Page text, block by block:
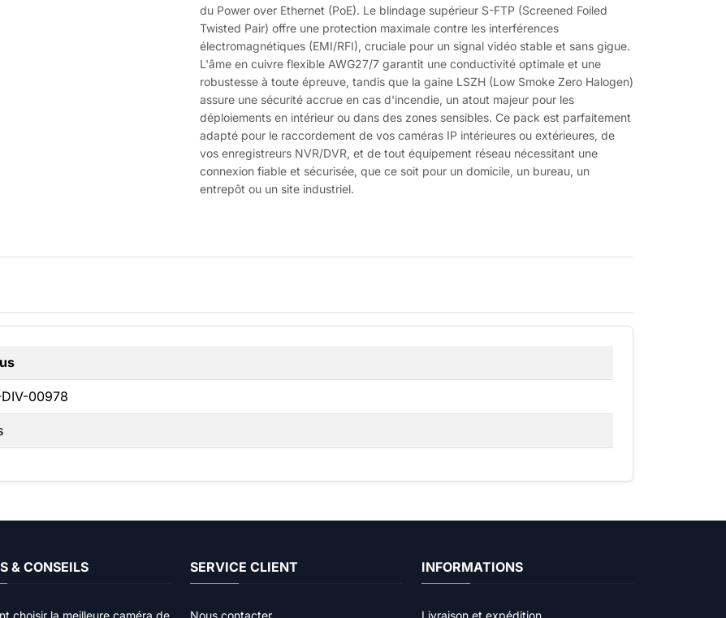
du Power over Ethernet (PoE). Le blindage supérieur S-FTP (Screened Foiled
Twisted Pair) offre une protection maximale contre les interférences
électromagnétiques (EMI/RFI), cruciale pour un signal vidéo stable et sans gigue.
L'âme en cuivre flexible AWG27/7 garantit une conductivité optimale et une
robustesse à toute épreuve, tandis que la gaine LSZH (Low Smoke Zero Halogen)
assure une sécurité accrue en cas d'incendie, un atout majeur pour les
déploiements en intérieur ou dans des zones sensibles. Ce pack est parfaitement
adapté pour le raccordement de vos caméras IP intérieures ou extérieures, de
vos enregistreurs NVR/DVR, et de tout équipement réseau nécessitant une
connexion fiable et sécurisée, que ce soit pour un domicile, un bureau, un
entrepôt ou un site industriel.
DIV-00978
& CONSEILS
choisir la meilleure caméra de
SERVICE CLIENT
Nous contacter
INFORMATIONS
Livraison et expédition